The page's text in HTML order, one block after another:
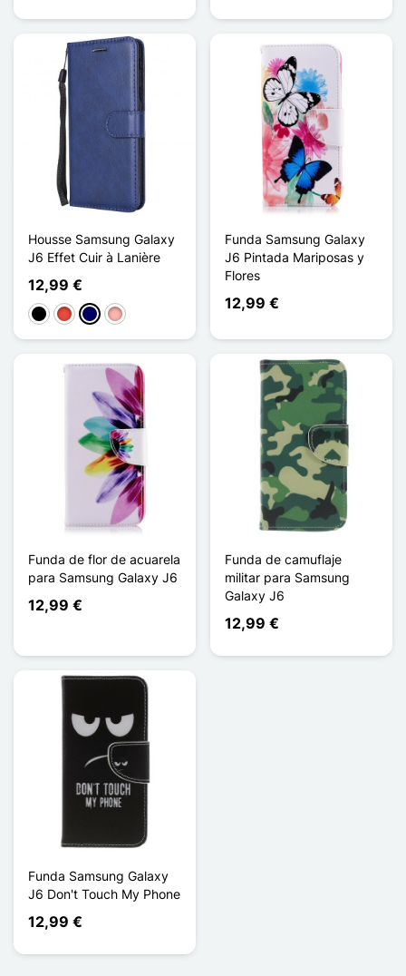
Housse Samsung Galaxy
J6 Effet Cuir à Lanière
12,99 €
NegroRojoAzul marino
Oro rosa
Funda Samsung Galaxy
J6 Pintada Mariposas y
Flores
12,99 €
Funda de flor de acuarela
para Samsung Galaxy J6
12,99 €
Funda de camuflaje
militar para Samsung
Galaxy J6
12,99 €
Funda Samsung Galaxy
J6 Don't Touch My Phone
12,99 €